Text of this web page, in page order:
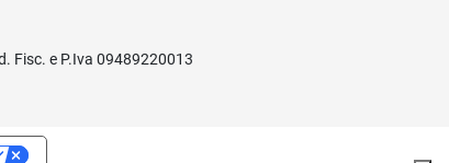
Fisc. e P.Iva 09489220013